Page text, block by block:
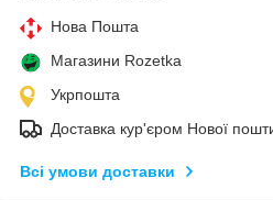
Нова Пошта
Магазини Rozetka
Укрпошта
Доставка кур'єром Нової
Всі умови доставки